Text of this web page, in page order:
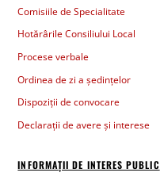
Comisiile de Specialitate
Hotărârile Consiliului Local
Procese verbale
Ordinea de zi a ședințelor
Dispoziții de convocare
Declarații de avere și interese
INFORMAȚII DE INTERES PUBLIC